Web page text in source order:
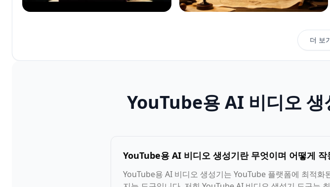
더 보
YouTube용 AI 비디오 생
YouTube용 AI 비디오 생성기란 무엇이며 어떻게 작
YouTube용 AI 비디오 생성기는 YouTube 플랫폼에 최적